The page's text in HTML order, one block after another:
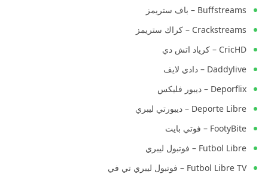
Buffstreams – باف ستريمز
Crackstreams – كراك ستريمز
CricHD – كرياد اتش دي
Daddylive – دادي لايف
Deporflix – ديبور فليكس
Deporte Libre – ديبورتي ليبري
FootyBite – فوتي بايت
Futbol Libre – فوتبول ليبري
Futbol Libre TV – فوتبول ليبري تي في